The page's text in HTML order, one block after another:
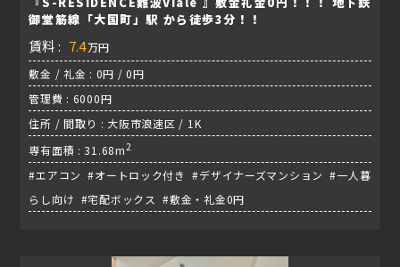
御堂筋線「大国町」駅 から徒歩3分！！
賃料 : 7.4万円
敷金 / 礼金 : 0円 / 0円
管理費 : 6000円
住所 / 間取り : 大阪市浪速区 / 1K
専有面積 : 31.68m2
#エアコン #オートロック付き #デザイナーズマンション #一人暮
らし向け #宅配ボックス #敷金・礼金0円